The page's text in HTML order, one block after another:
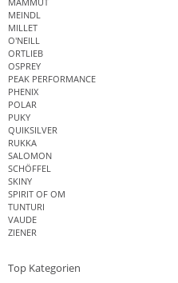
MEINDL
MILLET
O'NEILL
ORTLIEB
OSPREY
PEAK PERFORMANCE
PHENIX
POLAR
PUKY
QUIKSILVER
RUKKA
SALOMON
SCHÖFFEL
SKINY
SPIRIT OF OM
TUNTURI
VAUDE
ZIENER
Top Kategorien